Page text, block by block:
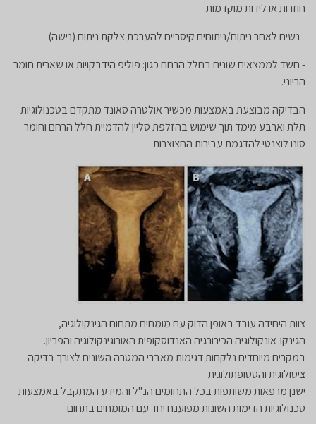
חוזרות או לידות מוקדמות.
- נשים לאחר ניתוח/ניתוחים קיסריים להערכת צלקת ניתוח (נישה).
- חשד לממצאים שונים בחלל הרחם כגון: פוליפ הידבקויות או שארית חומר
הריוני.
הבדיקה מבוצעת באמצעות מכשיר אולטרה סאונד מתקדם בטכנולוגיות
תלת וארבע מימד תוך שימוש בהזלפת סליין להדמיית חלל הרחם וחומר
סונו לוצנטי להדגמת עבירות החצוצרות.
צוות היחידה עובד באופן הדוק עם מומחים מתחום הגינקולוגיה,
הגינקו-אונקולוגיה הכירורגיה האנדוסקופית האורוגינקולוגיה והפריון.
במקרים מיוחדים נלקחות דגימות מאברי המטרה השונים לצורך בדיקה
ציטולוגית והסטופתולוגית.
ישנן מרפאות משותפות בכל התחומים הנ''ל והמידע המתקבל באמצעות
טכנולוגיות הדימות השונות מפוענח יחד עם המומחים בתחום.